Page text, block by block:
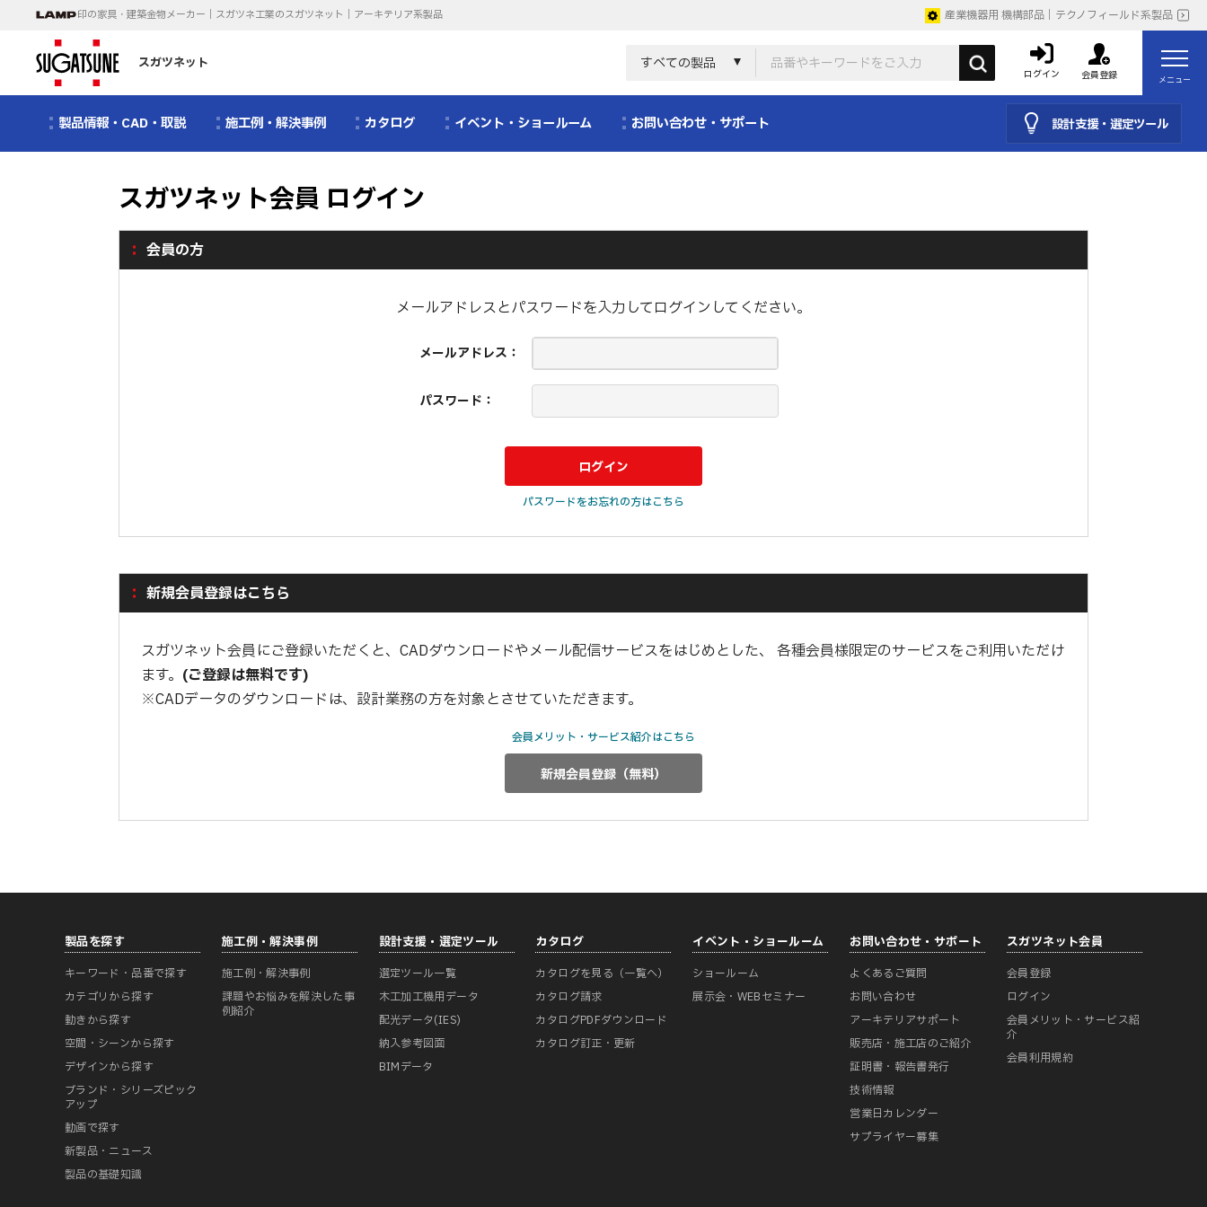
印の家具・建築金物メーカー｜スガツネ工業のスガツネット｜アーキテリア系製品 産業機器用 機構部品｜テクノフィールド系製品
スガツネット すべての製品
ログイン 会員登録 メニュー
製品情報・CAD・取説 施工例・解決事例 カタログ イベント・ショールーム お問い合わせ・サポート 設計支援・選定ツール
スガツネット会員 ログイン
会員の方
メールアドレスとパスワードを入力してログインしてください。
メールアドレス：
パスワード：
パスワードをお忘れの方はこちら
新規会員登録はこちら
スガツネット会員にご登録いただくと、CADダウンロードやメール配信サービスをはじめとした、 各種会員様限定のサービスをご利用いただけ
ます。 (ご登録は無料です)
※CADデータのダウンロードは、設計業務の方を対象とさせていただきます。
会員メリット・サービス紹介はこちら
製品を探す
キーワード・品番で探す
カテゴリから探す
動きから探す
空間・シーンから探す
デザインから探す
ブランド・シリーズピック
アップ
動画で探す
新製品・ニュース
製品の基礎知識
施工例・解決事例
施工例・解決事例
課題やお悩みを解決した事
例紹介
設計支援・選定ツール
選定ツール一覧
木工加工機用データ
配光データ(IES)
納入参考図面
BIMデータ
カタログ
カタログを見る（一覧へ）
カタログ請求
カタログPDFダウンロード
カタログ訂正・更新
イベント・ショールーム
ショールーム
展示会・WEBセミナー
お問い合わせ・サポート
よくあるご質問
お問い合わせ
アーキテリアサポート
販売店・施工店のご紹介
証明書・報告書発行
技術情報
営業日カレンダー
サプライヤー募集
スガツネット会員
会員登録
ログイン
会員メリット・サービス紹
介
会員利用規約